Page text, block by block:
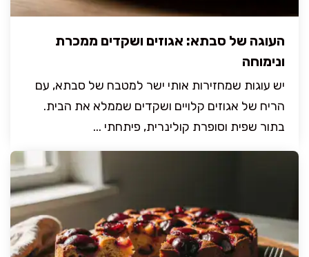
העוגה של סבתא: אגוזים ושקדים ממכרת
ונימוחה
יש עוגות שמחזירות אותי ישר למטבח של סבתא, עם
הריח של אגוזים קלויים ושקדים שממלא את הבית.
בתור שפית וסופרת קולינרית, פיתחתי ...